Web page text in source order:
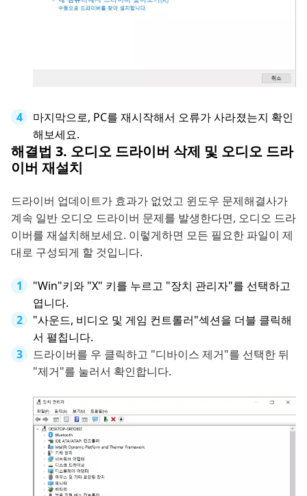
마지막으로, PC를 재시작해서 오류가 사라졌는지 확인
해보세요.
해결법 3. 오디오 드라이버 삭제 및 오디오 드라
이버 재설치
드라이버 업데이트가 효과가 없었고 윈도우 문제해결사가
계속 일반 오디오 드라이버 문제를 발생한다면, 오디오 드라
이버를 재설치해보세요. 이렇게하면 모든 필요한 파일이 제
대로 구성되게 할 것입니다.
"Win"키와 "X" 키를 누르고 "장치 관리자"를 선택하고
엽니다.
"사운드, 비디오 및 게임 컨트롤러"섹션을 더블 클릭해
서 펼칩니다.
드라이버를 우 클릭하고 "디바이스 제거"를 선택한 뒤
"제거"를 눌러서 확인합니다.